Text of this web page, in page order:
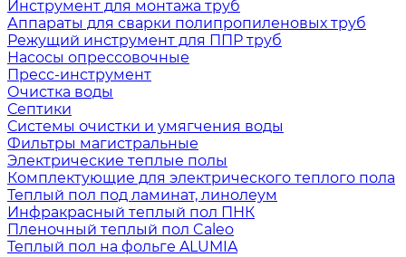
Инструмент для монтажа труб
Аппараты для сварки полипропиленовых труб
Режущий инструмент для ППР труб
Насосы опрессовочные
Пресс-инструмент
Очистка воды
Септики
Системы очистки и умягчения воды
Фильтры магистральные
Электрические теплые полы
Комплектующие для электрического теплого пола
Теплый пол под ламинат, линолеум
Инфракрасный теплый пол ПНК
Пленочный теплый пол Caleo
Теплый пол на фольге ALUMIA